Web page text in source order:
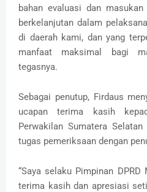
bahan evaluasi dan
berkelanjutan dalam
di daerah kami, dan yang
manfaat maksimal bagi
tegasnya.‎
‎Sebagai penutup, Firdaus
ucapan terima kasih
Perwakilan Sumatera
tugas pemeriksaan dengan
‎“Saya selaku Pimpinan
terima kasih dan apresiasi